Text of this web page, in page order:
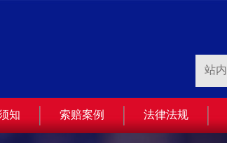
知 索赔案例 法律法规